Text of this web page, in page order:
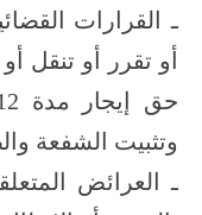
ـ القرارات
أو تقرر أو تنقل
وتثبيت الشفعة
ـ العرائض